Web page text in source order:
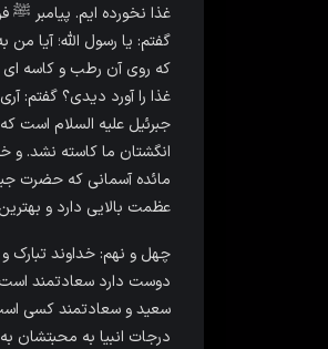
غذا نخورده ایم. پیامبر
گفتم: یا رسول اللّه؛ آیا
که روى آن رطب و کاسه اى
غذا را آورد دیدى؟ گفتم:
جبرئیل علیه السلام است
انگشتان ما کاسته نشد. و
مائده آسمانی که حضرت
عظمت بالایی دارد و
چهل و نهم: خداوند تبارک
دوست دارد سعادتمند است
سعید و سعادتمند کسی
درجات انبیا به محبتشان